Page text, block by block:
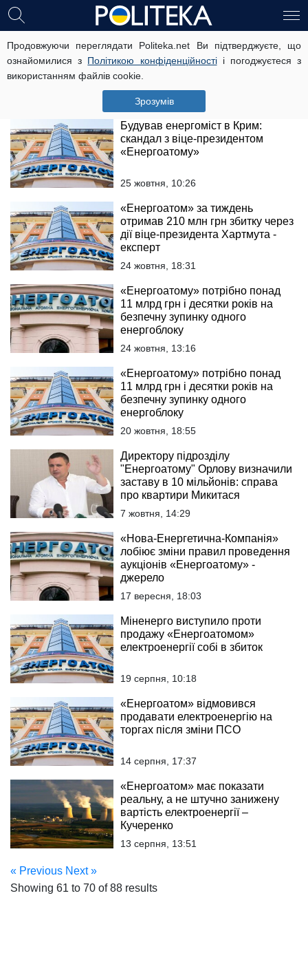
Продовжуючи переглядати Politeka.net Ви підтверджуєте, що
ознайомилися з Політикою конфіденційностіі погоджуєтеся з
використанням файлів cookie.
Зрозумів
Дивіденди від енергомосту до
Криму: СБУ може почати
перевірку заступника голови
"Енергоатому"
28 жовтня, 16:37
Будував енергоміст в Крим:
скандал з віце-президентом
«Енергоатому»
25 жовтня, 10:26
«Енергоатом» за тиждень
отримав 210 млн грн збитку через
дії віце-президента Хартмута -
експерт
24 жовтня, 18:31
«Енергоатому» потрібно понад
11 млрд грн і десятки років на
безпечну зупинку одного
енергоблоку
24 жовтня, 13:16
«Енергоатому» потрібно понад
11 млрд грн і десятки років на
безпечну зупинку одного
енергоблоку
20 жовтня, 18:55
Директору підрозділу
"Енергоатому" Орлову визначили
заставу в 10 мільйонів: справа
про квартири Микитася
7 жовтня, 14:29
«Нова-Енергетична-Компанія»
лобіює зміни правил проведення
аукціонів «Енергоатому» -
джерело
17 вересня, 18:03
Міненерго виступило проти
продажу «Енергоатомом»
електроенергії собі в збиток
19 серпня, 10:18
«Енергоатом» відмовився
продавати електроенергію на
торгах після зміни ПСО
14 серпня, 17:37
«Енергоатом» має показати
реальну, а не штучно занижену
вартість електроенергії –
Кучеренко
13 серпня, 13:51
« Previous Next »
Showing 61 to 70 of88 results